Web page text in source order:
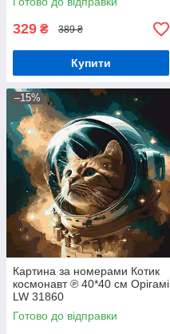
329 ₴ 389 ₴
Купити
–15%
Картина за номерами Котик
космонавт ℗ 40*40 см Орігамі
LW 31860
Готово до відправки